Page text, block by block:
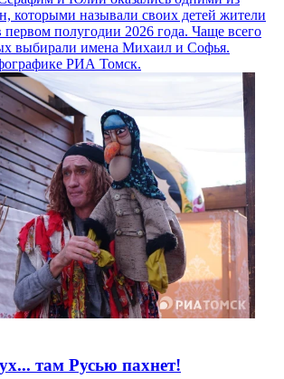
которыми называли своих детей жители
первом полугодии 2026 года. Чаще всего
выбирали имена Михаил и Софья.
РИА Томск.
там Русью пахнет!